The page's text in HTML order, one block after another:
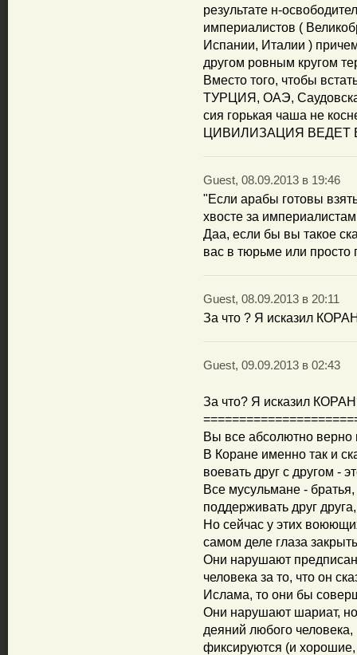
результате н-
империалистов (
Испании, Италии )
другом ровным кругом
Вместо того, чтобы
ТУРЦИЯ, ОАЭ,
сия горькая чаша не
ЦИВИЛИЗАЦИЯ ВЕДЕТ
Guest, 08.09.2013 в 19:46
"Если арабы готовы
хвосте за
Даа, если бы вы такое
вас в тюрьме или просто
Guest, 08.09.2013 в 20:11
За что ? Я исказил
Guest, 09.09.2013 в 02:43
За что? Я исказил
Вы все абсолютно верно
В Коране именно так и
воевать друг с другом -
Все мусульмане -
поддерживать друг
Но сейчас у этих
самом деле глаза
Они нарушают
человека за то, что он
Ислама, то они бы
Они нарушают шариат, но
деяний любого
фиксируются (и